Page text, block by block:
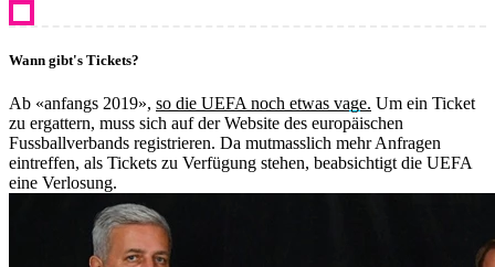
Wann gibt's Tickets?
Ab «anfangs 2019», so die UEFA noch etwas vage. Um ein Ticket
zu ergattern, muss sich auf der Website des europäischen
Fussballverbands registrieren. Da mutmasslich mehr Anfragen
eintreffen, als Tickets zu Verfügung stehen, beabsichtigt die UEFA
eine Verlosung.